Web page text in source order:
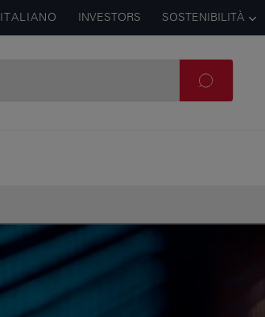
ITALIANO INVESTORS SOSTENIBILITÀ